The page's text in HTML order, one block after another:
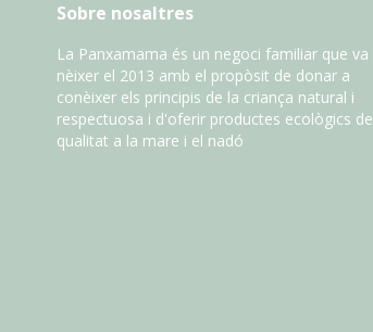
Sobre nosaltres
La Panxamama és un negoci familiar que va
nèixer el 2013 amb el propòsit de donar a
conèixer els principis de la criança natural i
respectuosa i d'oferir productes ecològics de
qualitat a la mare i el nadó